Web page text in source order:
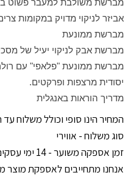
מברשת משולבת למעבר פשוט
אביזר לניקוי מדויק במקומות
מברשת ממונעת
מברשת אבק לניקוי יעיל של
מברשת ממונעת "פלאפי" עם
יסודית מרצפות ופרקטים.
מדריך הוראות באנגלית
המחיר הינו סופי וכולל משלוח
סוג משלוח - אווירי
זמן אספקה משוער - 14 ימי עסקים
אנחנו מתחייבים לאספקת מוצר